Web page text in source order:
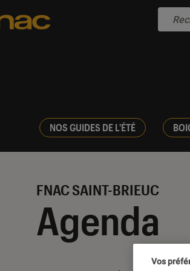
NOS GUIDES DE L'ÉTÉ
FNAC SAINT-BRIEUC
Agenda
Vos